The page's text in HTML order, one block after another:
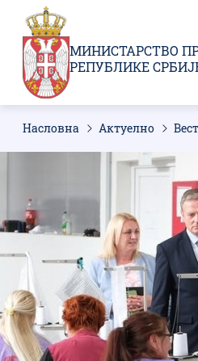
Пребаци
главни
садржаја
МИНИСТАРСТВО
РЕПУБЛИКЕ
Мрвице
Насловна Актуелно